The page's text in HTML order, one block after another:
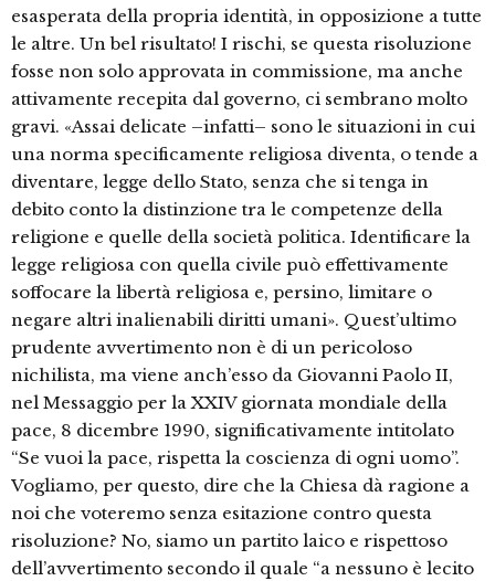
esasperata della propria identità, in opposizione a tutte
le altre. Un bel risultato! I rischi, se questa risoluzione
fosse non solo approvata in commissione, ma anche
attivamente recepita dal governo, ci sembrano molto
gravi. «Assai delicate –infatti– sono le situazioni in cui
una norma specificamente religiosa diventa, o tende a
diventare, legge dello Stato, senza che si tenga in
debito conto la distinzione tra le competenze della
religione e quelle della società politica. Identificare la
legge religiosa con quella civile può effettivamente
soffocare la libertà religiosa e, persino, limitare o
negare altri inalienabili diritti umani». Quest’ultimo
prudente avvertimento non è di un pericoloso
nichilista, ma viene anch’esso da Giovanni Paolo II,
nel Messaggio per la XXIV giornata mondiale della
pace, 8 dicembre 1990, significativamente intitolato
“Se vuoi la pace, rispetta la coscienza di ogni uomo”.
Vogliamo, per questo, dire che la Chiesa dà ragione a
noi che voteremo senza esitazione contro questa
risoluzione? No, siamo un partito laico e rispettoso
dell’avvertimento secondo il quale “a nessuno è lecito